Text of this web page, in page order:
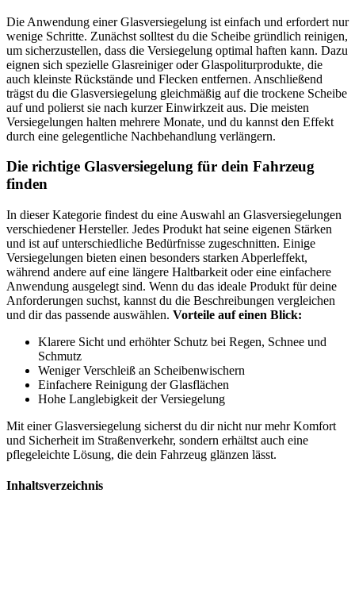
Die Anwendung einer Glasversiegelung ist einfach und erfordert nur
wenige Schritte. Zunächst solltest du die Scheibe gründlich reinigen,
um sicherzustellen, dass die Versiegelung optimal haften kann. Dazu
eignen sich spezielle Glasreiniger oder Glaspoliturprodukte, die
auch kleinste Rückstände und Flecken entfernen. Anschließend
trägst du die Glasversiegelung gleichmäßig auf die trockene Scheibe
auf und polierst sie nach kurzer Einwirkzeit aus. Die meisten
Versiegelungen halten mehrere Monate, und du kannst den Effekt
durch eine gelegentliche Nachbehandlung verlängern.
Die richtige Glasversiegelung für dein Fahrzeug
finden
In dieser Kategorie findest du eine Auswahl an Glasversiegelungen
verschiedener Hersteller. Jedes Produkt hat seine eigenen Stärken
und ist auf unterschiedliche Bedürfnisse zugeschnitten. Einige
Versiegelungen bieten einen besonders starken Abperleffekt,
während andere auf eine längere Haltbarkeit oder eine einfachere
Anwendung ausgelegt sind. Wenn du das ideale Produkt für deine
Anforderungen suchst, kannst du die Beschreibungen vergleichen
und dir das passende auswählen. Vorteile auf einen Blick:
Klarere Sicht und erhöhter Schutz bei Regen, Schnee und
Schmutz
Weniger Verschleiß an Scheibenwischern
Einfachere Reinigung der Glasflächen
Hohe Langlebigkeit der Versiegelung
Mit einer Glasversiegelung sicherst du dir nicht nur mehr Komfort
und Sicherheit im Straßenverkehr, sondern erhältst auch eine
pflegeleichte Lösung, die dein Fahrzeug glänzen lässt.
Inhaltsverzeichnis